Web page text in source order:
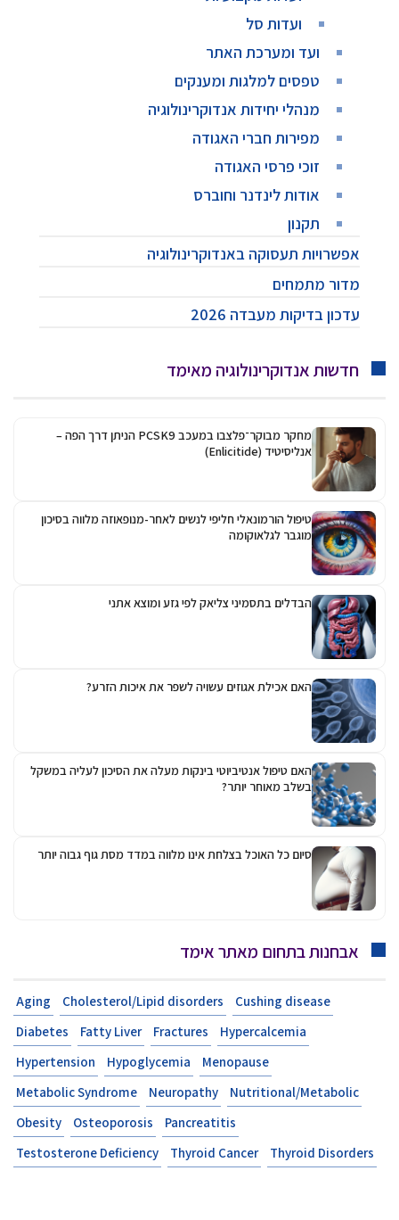
ועדות סל
ועד ומערכת האתר
טפסים למלגות ומענקים
מנהלי יחידות אנדוקרינולוגיה
מפירות חברי האגודה
זוכי פרסי האגודה
אודות לינדנר וחוברס
תקנון
אפשרויות תעסוקה באנדוקרינולוגיה
מדור מתמחים
עדכון בדיקות מעבדה 2026
חדשות אנדוקרינולוגיה מאימד
מחקר מבוקר־פלצבו במעכב PCSK9 הניתן דרך הפה –
אנליסיטיד (Enlicitide)
טיפול הורמונאלי חליפי לנשים לאחר-מנופאוזה מלווה בסיכון
מוגבר לגלאוקומה
הבדלים בתסמיני צליאק לפי גזע ומוצא אתני
האם אכילת אגוזים עשויה לשפר את איכות הזרע?
האם טיפול אנטיביוטי בינקות מעלה את הסיכון לעליה במשקל
בשלב מאוחר יותר?
סיום כל האוכל בצלחת אינו מלווה במדד מסת גוף גבוה יותר
אבחנות בתחום מאתר אימד
Aging Cholesterol/Lipid disorders
Cushing disease
Diabetes
Fatty Liver Fractures
Hypercalcemia
Hypertension
Hypoglycemia
Menopause
Metabolic Syndrome
Neuropathy
Nutritional/Metabolic
Obesity
Osteoporosis
Pancreatitis
Testosterone Deficiency
Thyroid Cancer Thyroid Disorders